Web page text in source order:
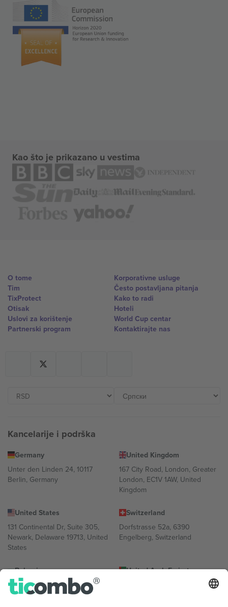
Kao što je prikazano u vestima
O tome
Tim
TixProtect
Otisak
Uslovi za korištenje
Partnerski program
Korporativne usluge
Često postavljana pitanja
Kako to radi
Hoteli
World Cup centar
Kontaktirajte nas
Kancelarije i podrška
Germany
Unter den Linden 24, 10117
Berlin, Germany
United Kingdom
167 City Road, London, Greater
London, EC1V 1AW, United
Kingdom
United States
131 Continental Dr, Suite 305,
Newark, Delaware 19713, United
States
Switzerland
Dorfstrasse 52a, 6390
Engelberg, Switzerland
Bulgaria
Regus Sofia City West, bul
Totleben 53-55, 1606 Sofia,
United Arab Emirates
UAE Dubai Silicon Oasis, DDP